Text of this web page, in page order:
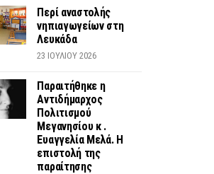
Περί αναστολής
νηπιαγωγείων στη
Λευκάδα
23 ΙΟΥΛΊΟΥ 2026
Παραιτήθηκε η
Αντιδήμαρχος
Πολιτισμού
Μεγανησίου κ .
Ευαγγελία Μελά. Η
επιστολή της
παραίτησης